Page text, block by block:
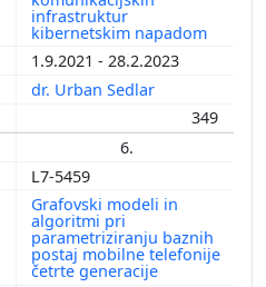
infrastruktur
kibernetskim napadom
1.9.2021 - 28.2.2023
dr. Urban Sedlar
349
6.
L7-5459
Grafovski modeli in
algoritmi pri
parametriziranju baznih
postaj mobilne telefonije
četrte generacije